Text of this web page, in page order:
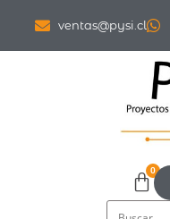
ventas@pysi.cl
0